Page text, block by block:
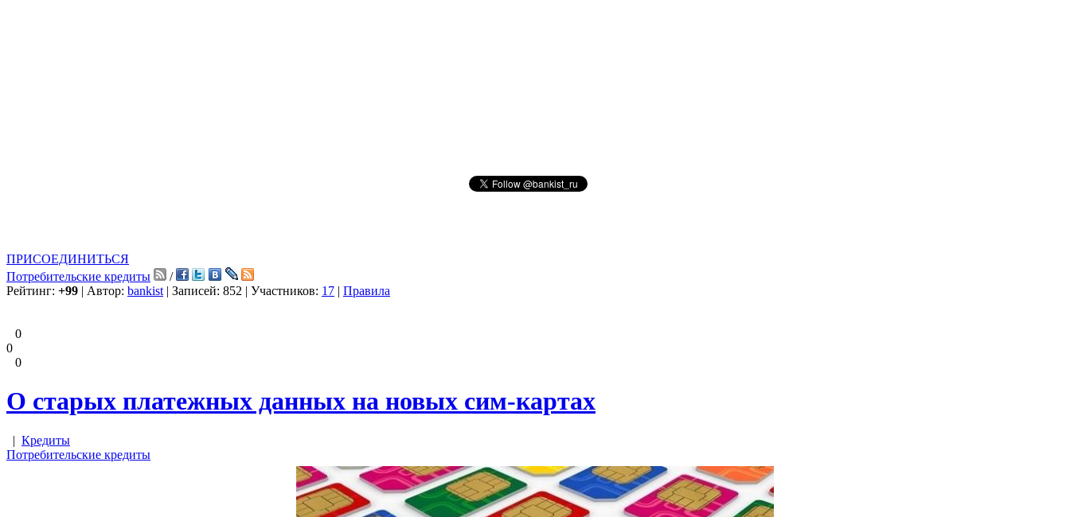
ПРИСОЕДИНИТЬСЯ
Потребительские кредиты
/
Рейтинг: +99 | Автор: bankist | Записей: 852 | Участников: 17 | Правила
0
0
0
О старых платежных данных на новых сим-картах
| Кредиты
Потребительские кредиты